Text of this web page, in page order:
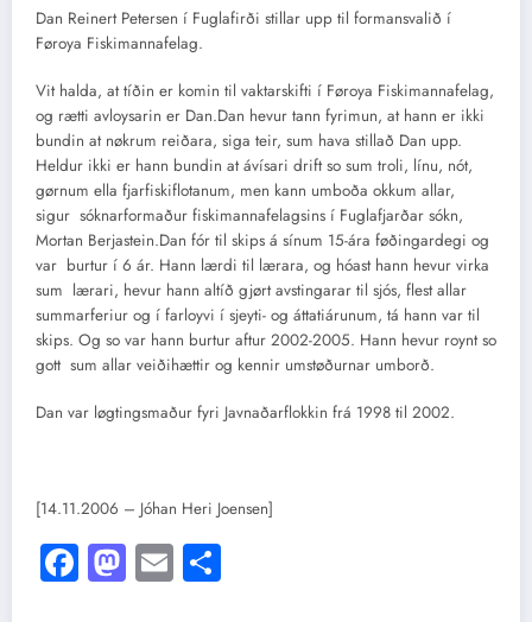
Dan Reinert Petersen í Fuglafirði stillar upp til formansvalið í
Føroya Fiskimannafelag.
Vit halda, at tíðin er komin til vaktarskifti í Føroya Fiskimannafelag,
og rætti avloysarin er Dan.Dan hevur tann fyrimun, at hann er ikki
bundin at nøkrum reiðara, siga teir, sum hava stillað Dan upp.
Heldur ikki er hann bundin at ávísari drift so sum troli, línu, nót,
gørnum ella fjarfiskiflotanum, men kann umboða okkum allar,
sigur sóknarformaður fiskimannafelagsins í Fuglafjarðar sókn,
Mortan Berjastein.Dan fór til skips á sínum 15-ára føðingardegi og
var burtur í 6 ár. Hann lærdi til lærara, og hóast hann hevur virka
sum lærari, hevur hann altíð gjørt avstingarar til sjós, flest allar
summarferiur og í farloyvi í sjeyti- og áttatiárunum, tá hann var til
skips. Og so var hann burtur aftur 2002-2005. Hann hevur roynt so
gott sum allar veiðihættir og kennir umstøðurnar umborð.
Dan var løgtingsmaður fyri Javnaðarflokkin frá 1998 til 2002.
[14.11.2006 – Jóhan Heri Joensen]
Facebook
Mastodon
Email